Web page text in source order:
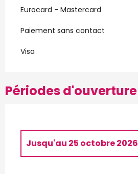
Eurocard - Mastercard
Paiement sans contact
Visa
Périodes d'ouverture
Jusqu'au 25 octobre 2026